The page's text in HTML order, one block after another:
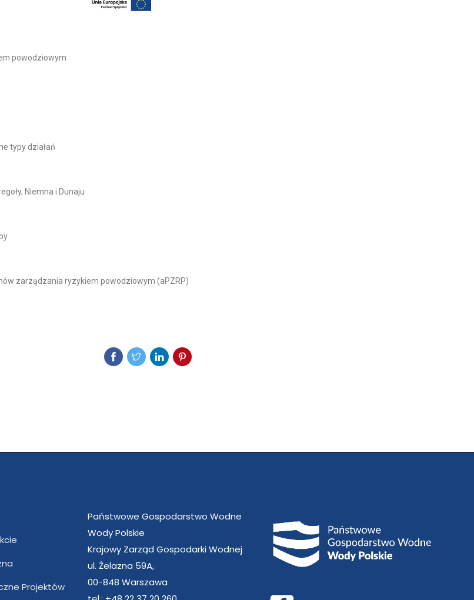
powodziowym
typy działań
Niemna i Dunaju
zarządzania ryzykiem powodziowym (aPZRP)
Projektów
Państwowe Gospodarstwo Wodne
Wody Polskie
Krajowy Zarząd Gospodarki Wodnej
ul. Żelazna 59A,
00-848 Warszawa